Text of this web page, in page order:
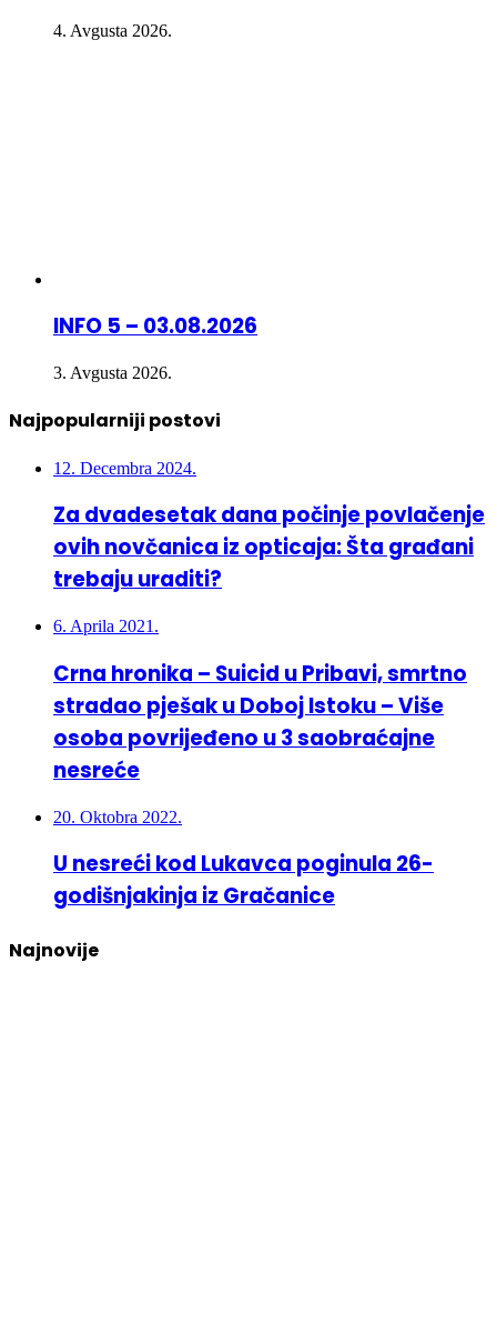
4. Avgusta 2026.
INFO 5 – 03.08.2026
3. Avgusta 2026.
Najpopularniji postovi
12. Decembra 2024.
Za dvadesetak dana počinje povlačenje
ovih novčanica iz opticaja: Šta građani
trebaju uraditi?
6. Aprila 2021.
Crna hronika – Suicid u Pribavi, smrtno
stradao pješak u Doboj Istoku – Više
osoba povrijeđeno u 3 saobraćajne
nesreće
20. Oktobra 2022.
U nesreći kod Lukavca poginula 26-
godišnjakinja iz Gračanice
Najnovije